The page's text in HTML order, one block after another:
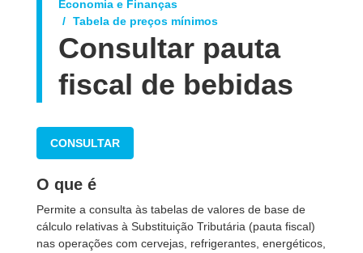
Economia e Finanças
Tabela de preços mínimos
Consultar pauta
fiscal de bebidas
CONSULTAR
O que é
Permite a consulta às tabelas de valores de base de
cálculo relativas à Substituição Tributária (pauta fiscal)
nas operações com cervejas, refrigerantes, energéticos,